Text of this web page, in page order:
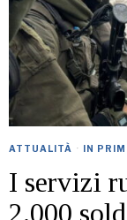
ATTUALITÀ · IN
I servizi
2.000